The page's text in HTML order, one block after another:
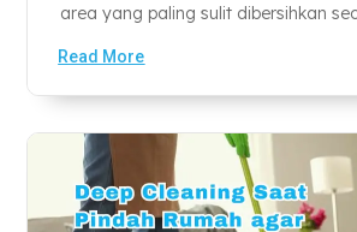
area yang paling sulit dibersihkan
Read More